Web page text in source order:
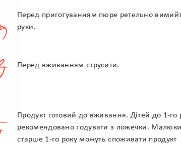
Перед приготуванням пюре ретельно
руки.
Перед вживанням струсити.
Продукт готовий до вживання. Дітей до 1-го
рекомендовано годувати з ложечки. Малюки
старше 1-го року можуть споживати продукт